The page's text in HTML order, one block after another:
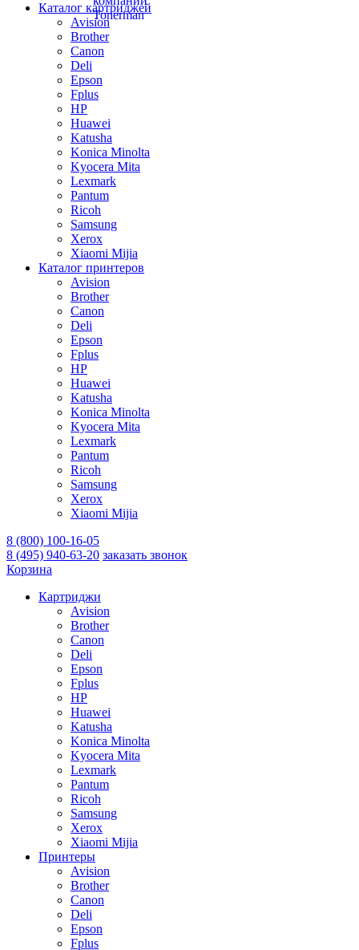
Каталог картриджей
Avision
Brother
Canon
Deli
Epson
Fplus
HP
Huawei
Katusha
Konica Minolta
Kyocera Mita
Lexmark
Pantum
Ricoh
Samsung
Xerox
Xiaomi Mijia
Каталог принтеров
Avision
Brother
Canon
Deli
Epson
Fplus
HP
Huawei
Katusha
Konica Minolta
Kyocera Mita
Lexmark
Pantum
Ricoh
Samsung
Xerox
Xiaomi Mijia
8 (800) 100-16-05
8 (495) 940-63-20 заказать звонок
Корзина
Картриджи
Avision
Brother
Canon
Deli
Epson
Fplus
HP
Huawei
Katusha
Konica Minolta
Kyocera Mita
Lexmark
Pantum
Ricoh
Samsung
Xerox
Xiaomi Mijia
Принтеры
Avision
Brother
Canon
Deli
Epson
Fplus